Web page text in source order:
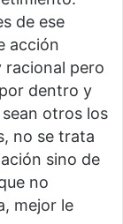
de ese
acción
racional pero
dentro y
otros los
no se trata
sino de
no
mejor le